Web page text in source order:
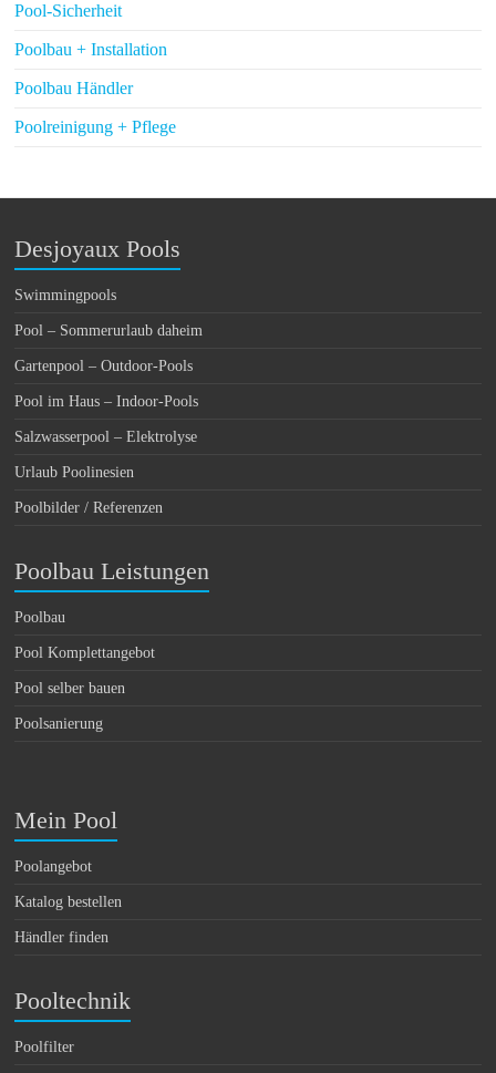
Pool-Sicherheit
Poolbau + Installation
Poolbau Händler
Poolreinigung + Pflege
Desjoyaux Pools
Swimmingpools
Pool – Sommerurlaub daheim
Gartenpool – Outdoor-Pools
Pool im Haus – Indoor-Pools
Salzwasserpool – Elektrolyse
Urlaub Poolinesien
Poolbilder / Referenzen
Poolbau Leistungen
Poolbau
Pool Komplettangebot
Pool selber bauen
Poolsanierung
Mein Pool
Poolangebot
Katalog bestellen
Händler finden
Pooltechnik
Poolfilter